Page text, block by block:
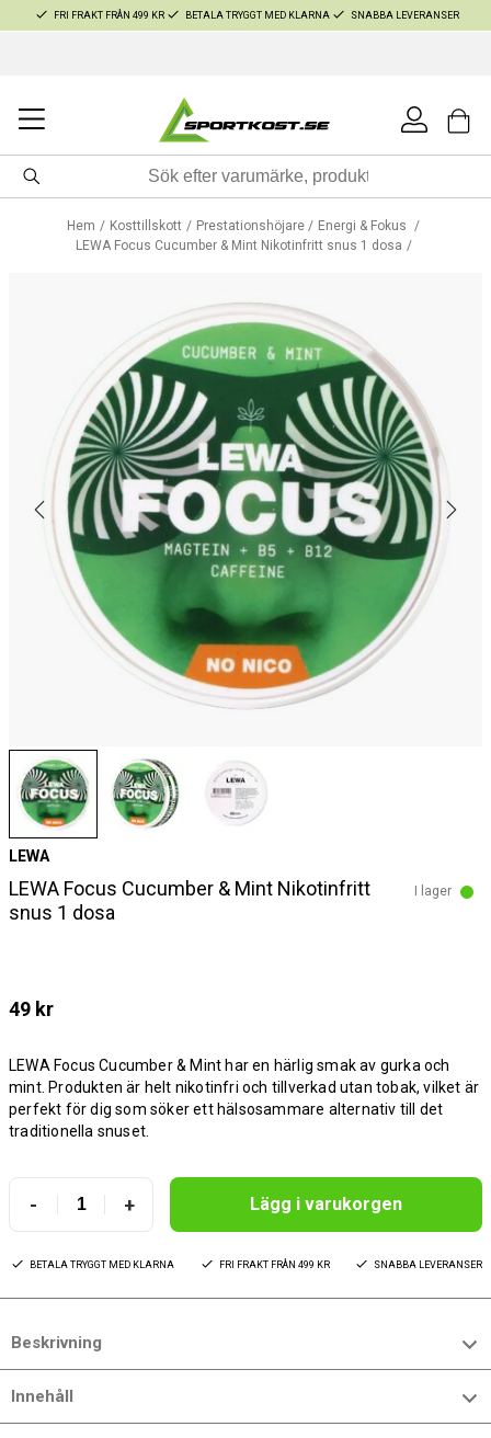
FRI FRAKT FRÅN 499 KR BETALA TRYGGT MED KLARNA SNABBA LEVERANSER
Hem Kosttillskott Prestationshöjare
Energi & Fokus
LEWA Focus Cucumber & Mint Nikotinfritt snus 1 dosa
LEWA
LEWA Focus Cucumber & Mint Nikotinfritt
snus 1 dosa
I lager
49 kr
LEWA Focus Cucumber & Mint har en härlig smak av gurka och
mint. Produkten är helt nikotinfri och tillverkad utan tobak, vilket är
perfekt för dig som söker ett hälsosammare alternativ till det
traditionella snuset.
- + Lägg i varukorgen
BETALA TRYGGT MED KLARNA FRI FRAKT FRÅN 499 KR SNABBA LEVERANSER
Beskrivning
Innehåll